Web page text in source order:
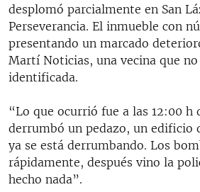
desplomó parcialmente en San
Perseverancia. El inmueble con
presentando un marcado
Martí Noticias, una vecina que
identificada.
“Lo que ocurrió fue a las 12:00 h
derrumbó un pedazo, un edificio
ya se está derrumbando. Los
rápidamente, después vino la
hecho nada”.